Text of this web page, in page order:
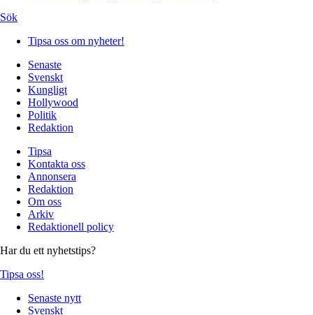
Sök
Tipsa oss om nyheter!
Senaste
Svenskt
Kungligt
Hollywood
Politik
Redaktion
Tipsa
Kontakta oss
Annonsera
Redaktion
Om oss
Arkiv
Redaktionell policy
Har du ett nyhetstips?
Tipsa oss!
Senaste nytt
Svenskt